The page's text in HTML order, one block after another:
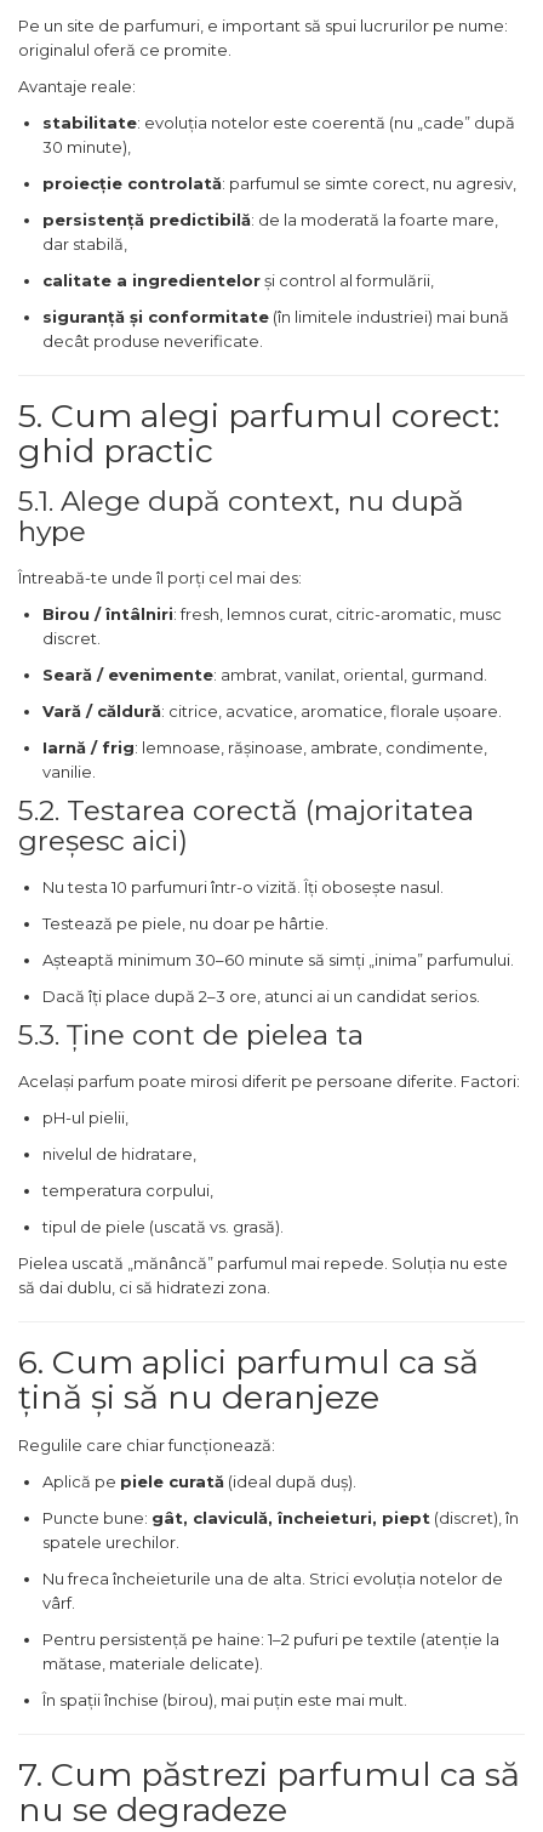
Piper
Pomelo
pop corn
Prune
Pudrate
Rasina benzoica
Rodie
Roua
Rozmarin
Salvie
Sampanie
Santal
Sapun
Sare
Scortisoara
Smirna
Smochina
Sofran
Stanjenel
Stejar
Tamaie
Trandafir
Trestie de zahar
Vanilie
Vata de zahar
Vetiver
Vodka
Whiskey
Ylang-ylang
Yuzu
zahar
Zahar ars
Zahar brun
Zapada
Zmeura
Pe un site de parfumuri, e important să spui lucrurilor pe nume:
originalul oferă ce promite.
Avantaje reale:
stabilitate: evoluția notelor este coerentă (nu „cade” după
30 minute),
proiecție controlată: parfumul se simte corect, nu agresiv,
persistență predictibilă: de la moderată la foarte mare,
dar stabilă,
calitate a ingredientelorși control al formulării,
siguranță și conformitate (în limitele industriei) mai bună
decât produse neverificate.
5. Cum alegi parfumul corect:
ghid practic
5.1. Alege după context, nu după
hype
Întreabă-te unde îl porți cel mai des:
Birou / întâlniri: fresh, lemnos curat, citric-aromatic, musc
discret.
Seară / evenimente: ambrat, vanilat, oriental, gurmand.
Vară / căldură: citrice, acvatice, aromatice, florale ușoare.
Iarnă / frig: lemnoase, rășinoase, ambrate, condimente,
vanilie.
5.2. Testarea corectă (majoritatea
greșesc aici)
Nu testa 10 parfumuri într-o vizită. Îți obosește nasul.
Testează pe piele, nu doar pe hârtie.
Așteaptă minimum 30–60 minute să simți „inima” parfumului.
Dacă îți place după 2–3 ore, atunci ai un candidat serios.
5.3. Ține cont de pielea ta
Același parfum poate mirosi diferit pe persoane diferite. Factori:
pH-ul pielii,
nivelul de hidratare,
temperatura corpului,
tipul de piele (uscată vs. grasă).
Pielea uscată „mănâncă” parfumul mai repede. Soluția nu este
să dai dublu, ci să hidratezi zona.
6. Cum aplici parfumul ca să
țină și să nu deranjeze
Regulile care chiar funcționează:
Aplică pe piele curată (ideal după duș).
Puncte bune: gât, claviculă, încheieturi, piept (discret), în
spatele urechilor.
Nu freca încheieturile una de alta. Strici evoluția notelor de
vârf.
Pentru persistență pe haine: 1–2 pufuri pe textile (atenție la
mătase, materiale delicate).
În spații închise (birou), mai puțin este mai mult.
7. Cum păstrezi parfumul ca să
nu se degradeze